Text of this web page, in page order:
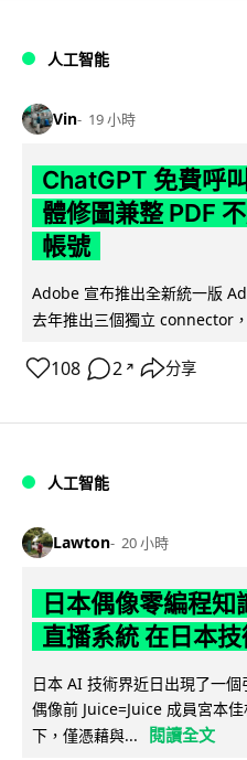
人工智能
Vin 19 小時
ChatGPT 免費呼
體修圖兼整 PDF
帳號
Adobe 宣布推出全新統一版
去年推出三個獨立 connector
108 2 ↗ 分享
人工智能
Lawton 20 小時
日本偶像零編程知
直播系統 在日本
日本 AI 技術界近日出現了一
偶像前 Juice=Juice 成員宮本
下，僅憑藉與...
閱讀全文